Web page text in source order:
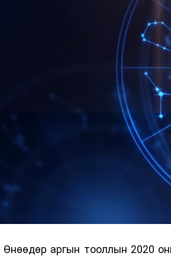
Өнөөдөр аргын тооллын 2020